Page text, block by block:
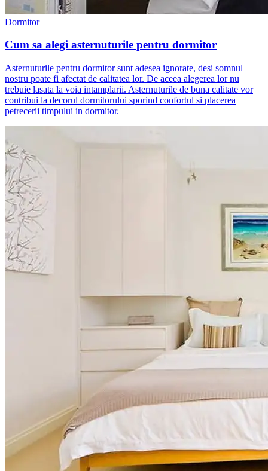
Dormitor
Cum sa alegi asternuturile pentru dormitor
Asternuturile pentru dormitor sunt adesea ignorate, desi somnul
nostru poate fi afectat de calitatea lor. De aceea alegerea lor nu
trebuie lasata la voia intamplarii. Asternuturile de buna calitate vor
contribui la decorul dormitorului sporind confortul si placerea
petrecerii timpului in dormitor.